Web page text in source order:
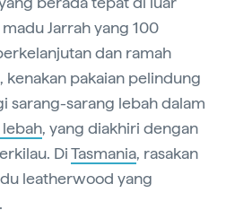
Jarrah yang 100
dan ramah
kenakan pakaian pelindung
sarang-sarang lebah dalam
, yang diakhiri dengan
DiTasmania, rasakan
leatherwood yang
.